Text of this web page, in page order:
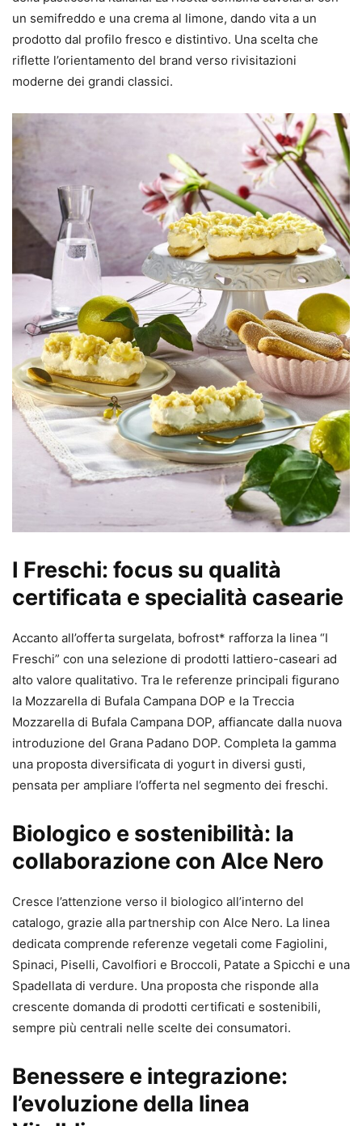
un semifreddo e una crema al limone, dando vita a un
prodotto dal profilo fresco e distintivo. Una scelta che
riflette l’orientamento del brand verso rivisitazioni
moderne dei grandi classici.
I Freschi: focus su qualità
certificata e specialità casearie
Accanto all’offerta surgelata, bofrost* rafforza la linea “I
Freschi” con una selezione di prodotti lattiero-caseari ad
alto valore qualitativo. Tra le referenze principali figurano
la Mozzarella di Bufala Campana DOP e la Treccia
Mozzarella di Bufala Campana DOP, affiancate dalla nuova
introduzione del Grana Padano DOP. Completa la gamma
una proposta diversificata di yogurt in diversi gusti,
pensata per ampliare l’offerta nel segmento dei freschi.
Biologico e sostenibilità: la
collaborazione con Alce Nero
Cresce l’attenzione verso il biologico all’interno del
catalogo, grazie alla partnership con Alce Nero. La linea
dedicata comprende referenze vegetali come Fagiolini,
Spinaci, Piselli, Cavolfiori e Broccoli, Patate a Spicchi e una
Spadellata di verdure. Una proposta che risponde alla
crescente domanda di prodotti certificati e sostenibili,
sempre più centrali nelle scelte dei consumatori.
Benessere e integrazione:
l’evoluzione della linea